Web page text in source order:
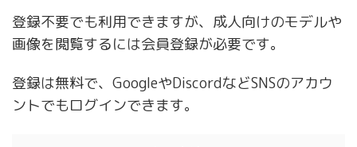
登録不要でも利用できますが、成人向けのモデルや
画像を閲覧するには会員登録が必要です。
登録は無料で、GoogleやDiscordなどSNSのアカウ
ントでもログインできます。